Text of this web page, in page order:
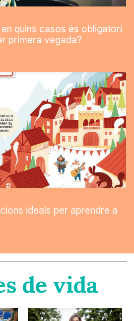
quins casos és obligatori
primera vegada?
ideals per aprendre a
de vida